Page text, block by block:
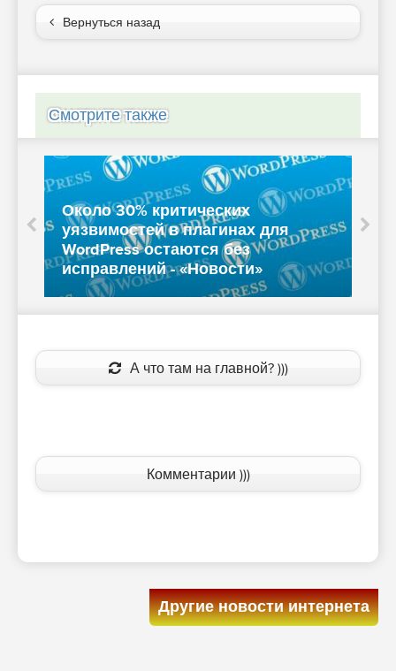
Вернуться назад
Смотрите также
Около 30% критических
уязвимостей в плагинах для
WordPress остаются без
исправлений - «Новости»
А что там на главной? )))
Комментарии )))
Другие новости интернета